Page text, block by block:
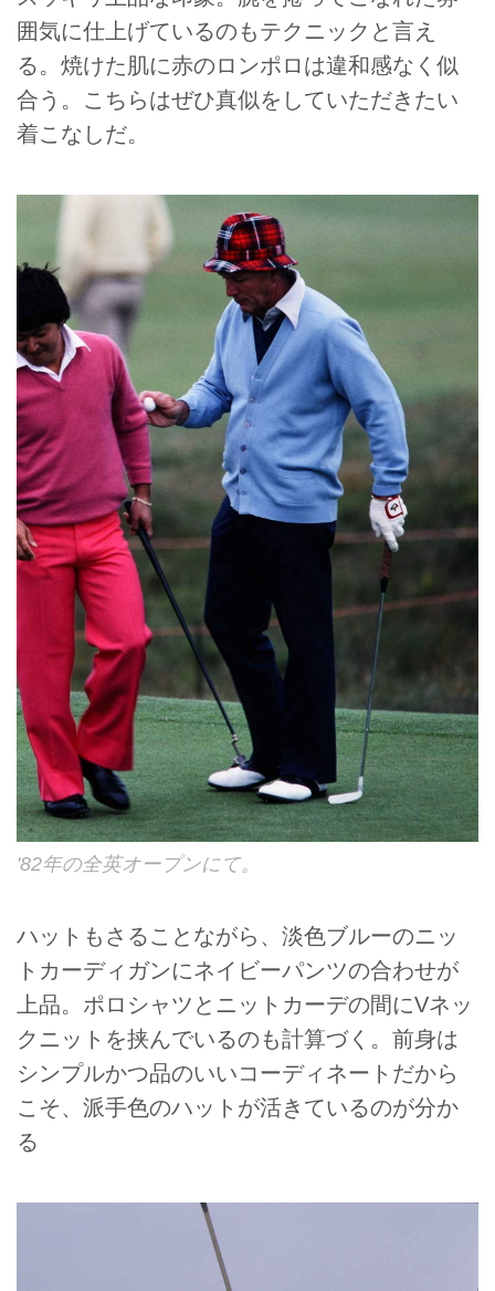
囲気に仕上げているのもテクニックと言え
る。焼けた肌に赤のロンポロは違和感なく似
合う。こちらはぜひ真似をしていただきたい
着こなしだ。
'82年の全英オープンにて。
ハットもさることながら、淡色ブルーのニッ
トカーディガンにネイビーパンツの合わせが
上品。ポロシャツとニットカーデの間にVネッ
クニットを挟んでいるのも計算づく。前身は
シンプルかつ品のいいコーディネートだから
こそ、派手色のハットが活きているのが分か
る